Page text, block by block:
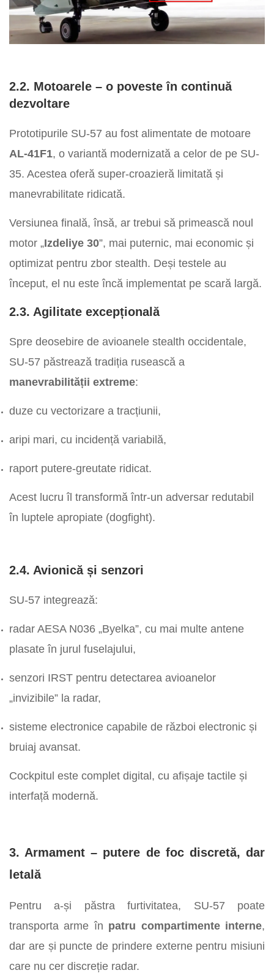
2.2. Motoarele – o poveste în continuă
dezvoltare
Prototipurile SU-57 au fost alimentate de motoare
AL-41F1, o variantă modernizată a celor de pe SU-
35. Acestea oferă super-croazieră limitată și
manevrabilitate ridicată.
Versiunea finală, însă, ar trebui să primească noul
motor „Izdeliye 30”, mai puternic, mai economic și
optimizat pentru zbor stealth. Deși testele au
început, el nu este încă implementat pe scară largă.
2.3. Agilitate excepțională
Spre deosebire de avioanele stealth occidentale,
SU-57 păstrează tradiția rusească a
manevrabilității extreme:
duze cu vectorizare a tracțiunii,
aripi mari, cu incidență variabilă,
raport putere-greutate ridicat.
Acest lucru îl transformă într-un adversar redutabil
în luptele apropiate (dogfight).
2.4. Avionică și senzori
SU-57 integrează:
radar AESA N036 „Byelka”, cu mai multe antene
plasate în jurul fuselajului,
senzori IRST pentru detectarea avioanelor
„invizibile” la radar,
sisteme electronice capabile de război electronic și
bruiaj avansat.
Cockpitul este complet digital, cu afișaje tactile și
interfață modernă.
3. Armament – putere de foc discretă, dar
letală
Pentru a-și păstra furtivitatea, SU-57 poate
transporta arme în patru compartimente interne,
dar are și puncte de prindere externe pentru misiuni
care nu cer discreție radar.